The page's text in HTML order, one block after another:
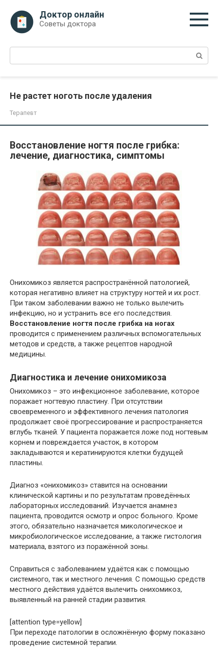
контенту
Доктор онлайн
Советы доктора
Поиск:
Не растет ноготь после удаления
Терапевт
Восстановление ногтя после грибка:
лечение, диагностика, симптомы
Онихомикоз является распространённой патологией,
которая негативно влияет на структуру ногтей и их рост.
При таком заболевании важно не только вылечить
инфекцию, но и устранить все его последствия.
Восстановление ногтя после грибка на ногах
проводится с применением различных вспомогательных
методов и средств, а также рецептов народной
медицины.
Диагностика и лечение онихомикоза
Онихомикоз – это инфекционное заболевание, которое
поражает ногтевую пластину. При отсутствии
своевременного и эффективного лечения патология
продолжает своё прогрессирование и распространяется
вглубь тканей. У пациента поражается ложе под ногтевым
корнем и повреждается участок, в котором
закладываются и кератинируются клетки будущей
пластины.
Диагноз «онихомикоз» ставится на основании
клинической картины и по результатам проведённых
лабораторных исследований. Изучается анамнез
пациента, проводится осмотр и опрос больного. Кроме
этого, обязательно назначается микологическое и
микробиологическое исследование, а также гистология
материала, взятого из поражённой зоны.
Справиться с заболеванием удаётся как с помощью
системного, так и местного лечения. С помощью средств
местного действия удаётся вылечить онихомикоз,
выявленный на ранней стадии развития.
[attention type=yellow]
При переходе патологии в осложнённую форму показано
проведение системной терапии.